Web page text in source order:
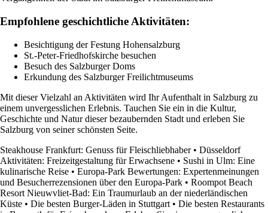
Empfohlene geschichtliche Aktivitäten:
Besichtigung der Festung Hohensalzburg
St.-Peter-Friedhofskirche besuchen
Besuch des Salzburger Doms
Erkundung des Salzburger Freilichtmuseums
Mit dieser Vielzahl an Aktivitäten wird Ihr Aufenthalt in Salzburg zu
einem unvergesslichen Erlebnis. Tauchen Sie ein in die Kultur,
Geschichte und Natur dieser bezaubernden Stadt und erleben Sie
Salzburg von seiner schönsten Seite.
Steakhouse Frankfurt: Genuss für Fleischliebhaber• Düsseldorf
Aktivitäten: Freizeitgestaltung für Erwachsene • Sushi in Ulm: Eine
kulinarische Reise • Europa-Park Bewertungen: Expertenmeinungen
und Besucherrezensionen über den Europa-Park • Roompot Beach
Resort Nieuwvliet-Bad: Ein Traumurlaub an der niederländischen
Küste • Die besten Burger-Läden in Stuttgart • Die besten Restaurants